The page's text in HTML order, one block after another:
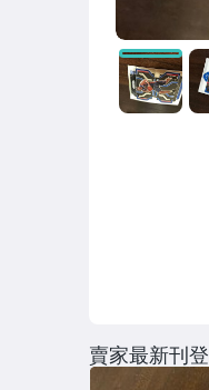
賣家最新刊登